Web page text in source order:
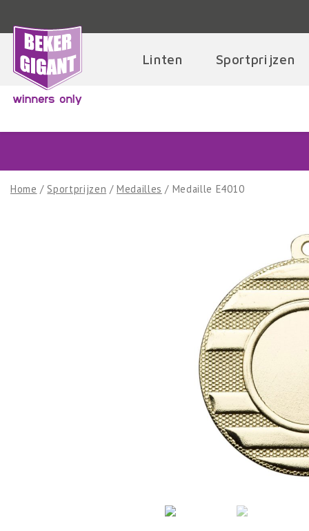
Linten Sportprijzen
Home /Sportprijzen /Medailles / Medaille E4010